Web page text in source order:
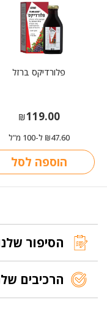
פלורדיקס ברזל
₪119.00
₪47.60 ל-100 מ"ל
הוספה לסל
הסיפור
הרכיבים